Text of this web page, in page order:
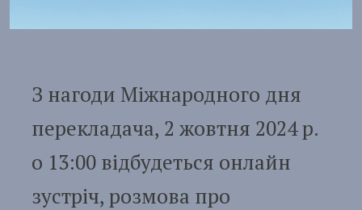
З нагоди Міжнародного дня
перекладача, 2 жовтня 2024 р.
о 13:00 відбудеться онлайн
зустріч, розмова про